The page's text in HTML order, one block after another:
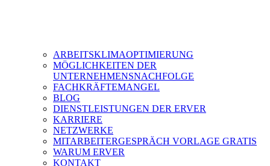
ARBEITSKLIMAOPTIMIERUNG
MÖGLICHKEITEN DER
UNTERNEHMENSNACHFOLGE
FACHKRÄFTEMANGEL
BLOG
DIENSTLEISTUNGEN DER ERVER
KARRIERE
NETZWERKE
MITARBEITERGESPRÄCH VORLAGE GRATIS
WARUM ERVER
KONTAKT